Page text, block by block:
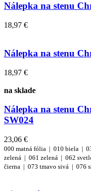
Nálepka na stenu
18,97 €
Nálepka na stenu
18,97 €
na sklade
Nálepka na stenu
SW024
23,06 €
000 matná fólia | 010 biela |
zelená | 061 zelená | 062
čierna | 073 tmavo sivá | 076